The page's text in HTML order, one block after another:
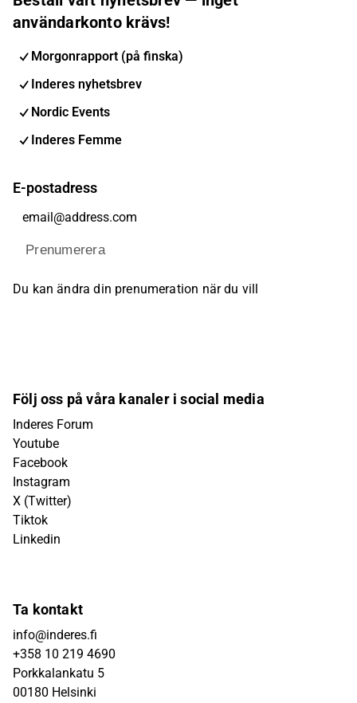
användarkonto krävs!
Morgonrapport (på finska)
Inderes nyhetsbrev
Nordic Events
Inderes Femme
E-postadress
Prenumerera
Du kan ändra din prenumeration när du vill
Följ oss på våra kanaler i social media
Inderes Forum
Youtube
Facebook
Instagram
X (Twitter)
Tiktok
Linkedin
Ta kontakt
info@inderes.fi
+358 10 219 4690
Porkkalankatu 5
00180 Helsinki